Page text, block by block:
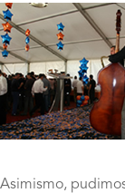
Asimismo,